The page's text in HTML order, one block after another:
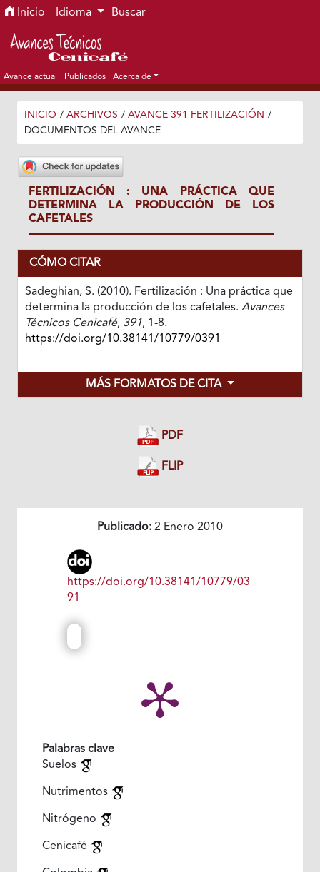
Ir al menú de navegación principal
Ir al contenido principal
Ir al pie de página del sitio
Inicio Idioma Buscar
Avance actual Publicados Acerca de
INICIO / ARCHIVOS / AVANCE 391 FERTILIZACIÓN /
DOCUMENTOS DEL AVANCE
FERTILIZACIÓN : UNA PRÁCTICA QUE
DETERMINA LA PRODUCCIÓN DE LOS
CAFETALES
CÓMO CITAR
Sadeghian, S. (2010). Fertilización : Una práctica que
determina la producción de los cafetales. Avances
Técnicos Cenicafé, 391, 1-8.
https://doi.org/10.38141/10779/0391
MÁS FORMATOS DE CITA
PDF
FLIP
Publicado: 2 Enero 2010
https://doi.org/10.38141/10779/03
91
Palabras clave
Suelos
Nutrimentos
Nitrógeno
Cenicafé